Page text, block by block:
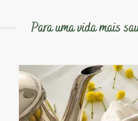
Para uma vida mais